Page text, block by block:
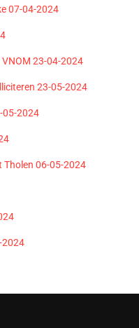
07-04-2024
23-04-2024
23-05-2024
05-2024
Tholen 06-05-2024
2024